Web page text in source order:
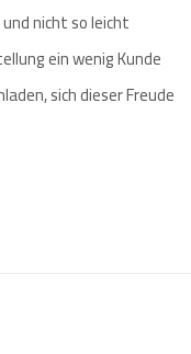
nicht so leicht
ein wenig Kunde
sich dieser Freude